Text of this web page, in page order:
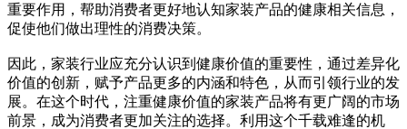
重要作用，帮助消费者更好地认知家装产品的健康相关信息，
促使他们做出理性的消费决策。
因此，家装行业应充分认识到健康价值的重要性，通过差异化
价值的创新，赋予产品更多的内涵和特色，从而引领行业的发
展。在这个时代，注重健康价值的家装产品将有更广阔的市场
前景，成为消费者更加关注的选择。利用这个千载难逢的机